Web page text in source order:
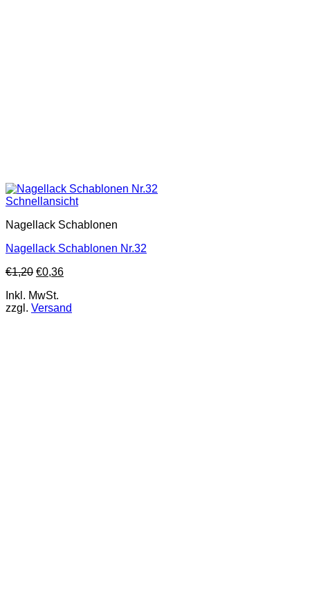
Schnellansicht
Nagellack Schablonen
Nagellack Schablonen Nr.32
€1,20 €0,36
Inkl. MwSt.
zzgl. Versand